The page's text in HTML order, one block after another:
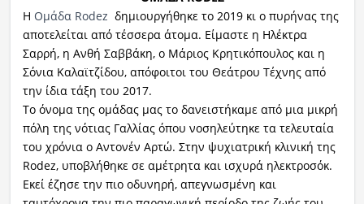
Η Oμάδα Rodez δημιουργήθηκε το 2019 κι ο πυρήνας της
αποτελείται από τέσσερα άτομα. Είμαστε η Ηλέκτρα
Σαρρή, η Ανθή Σαββάκη, ο Μάριος Κρητικόπουλος και η
Σόνια Καλαϊτζίδου, απόφοιτοι του Θεάτρου Τέχνης από
την ίδια τάξη του 2017.
Το όνομα της ομάδας μας το δανειστήκαμε από μια μικρή
πόλη της νότιας Γαλλίας όπου νοσηλεύτηκε τα τελευταία
του χρόνια ο Αντονέν Αρτώ. Στην ψυχιατρική κλινική της
Rodez, υποβλήθηκε σε αμέτρητα και ισχυρά ηλεκτροσόκ.
Εκεί έζησε την πιο οδυνηρή, απεγνωσμένη και